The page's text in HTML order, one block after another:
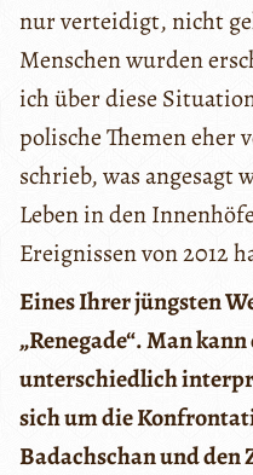
nur verteidigt, nicht
Menschen wurden
ich über diese
polische Themen eher
schrieb, was angesagt
Leben in den
Ereignissen von 2012
Eines Ihrer jüngsten
„Renegade“. Man
unterschiedlich
sich um die
Badachschan und